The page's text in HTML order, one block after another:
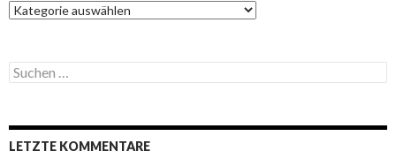
K
a
g
o
S
u
e
LETZTE KOMMENTARE